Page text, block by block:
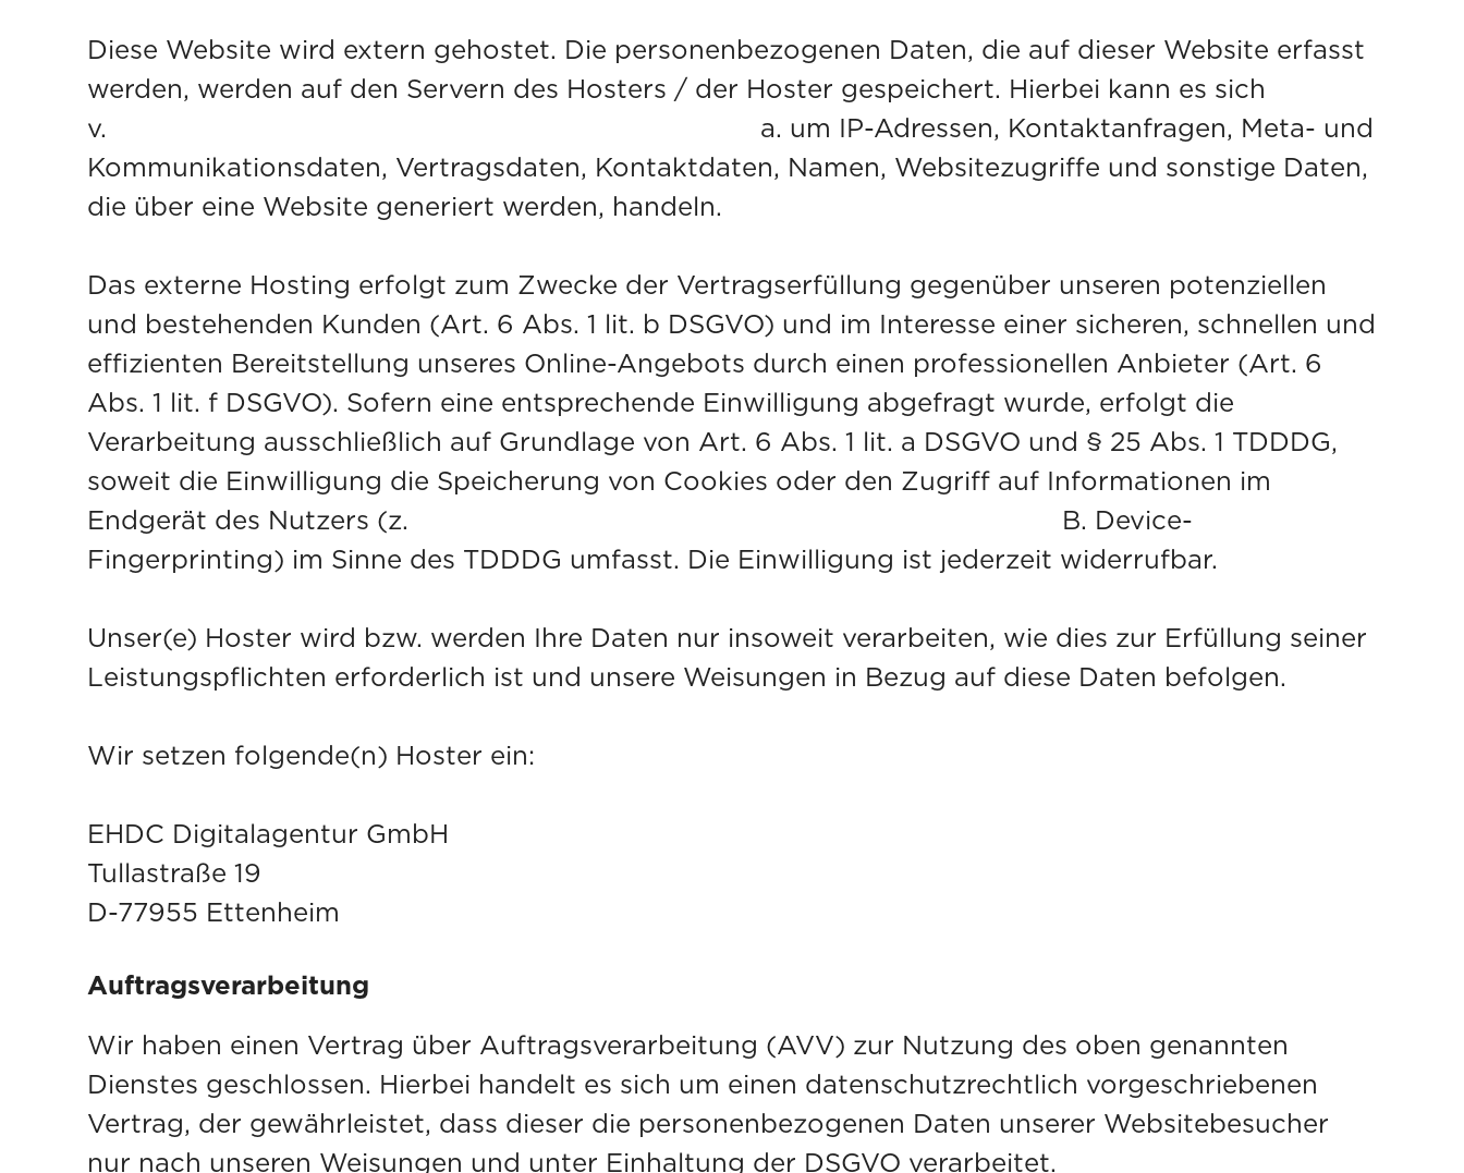
Diese Website wird extern gehostet. Die personenbezogenen Daten, die auf dieser Website erfasst
werden, werden auf den Servern des Hosters / der Hoster gespeichert. Hierbei kann es sich
v. a. um IP-Adressen, Kontaktanfragen, Meta- und
Kommunikationsdaten, Vertragsdaten, Kontaktdaten, Namen, Websitezugriffe und sonstige Daten,
die über eine Website generiert werden, handeln.
Das externe Hosting erfolgt zum Zwecke der Vertragserfüllung gegenüber unseren potenziellen
und bestehenden Kunden (Art. 6 Abs. 1 lit. b DSGVO) und im Interesse einer sicheren, schnellen und
effizienten Bereitstellung unseres Online-Angebots durch einen professionellen Anbieter (Art. 6
Abs. 1 lit. f DSGVO). Sofern eine entsprechende Einwilligung abgefragt wurde, erfolgt die
Verarbeitung ausschließlich auf Grundlage von Art. 6 Abs. 1 lit. a DSGVO und § 25 Abs. 1 TDDDG,
soweit die Einwilligung die Speicherung von Cookies oder den Zugriff auf Informationen im
Endgerät des Nutzers (z. B. Device-
Fingerprinting) im Sinne des TDDDG umfasst. Die Einwilligung ist jederzeit widerrufbar.
Unser(e) Hoster wird bzw. werden Ihre Daten nur insoweit verarbeiten, wie dies zur Erfüllung seiner
Leistungspflichten erforderlich ist und unsere Weisungen in Bezug auf diese Daten befolgen.
Wir setzen folgende(n) Hoster ein:
EHDC Digitalagentur GmbH
Tullastraße 19
D-77955 Ettenheim
Auftragsverarbeitung
Wir haben einen Vertrag über Auftragsverarbeitung (AVV) zur Nutzung des oben genannten
Dienstes geschlossen. Hierbei handelt es sich um einen datenschutzrechtlich vorgeschriebenen
Vertrag, der gewährleistet, dass dieser die personenbezogenen Daten unserer Websitebesucher
nur nach unseren Weisungen und unter Einhaltung der DSGVO verarbeitet.